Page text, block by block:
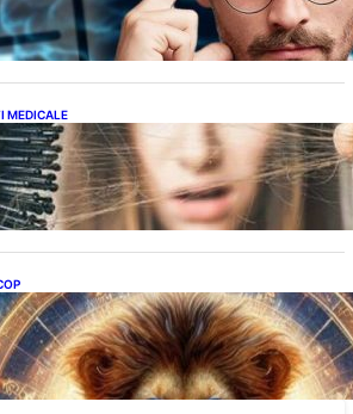
MEDICALE
unei deficiențe de proteine:
asupra sănătății tale
Leului 8/8: Oportunități de
pentru Cinci Zodii în 2026